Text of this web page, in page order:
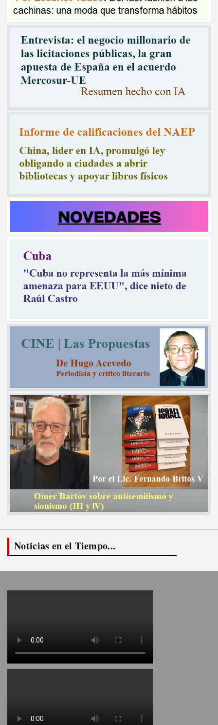
Noticias en el Tiempo...